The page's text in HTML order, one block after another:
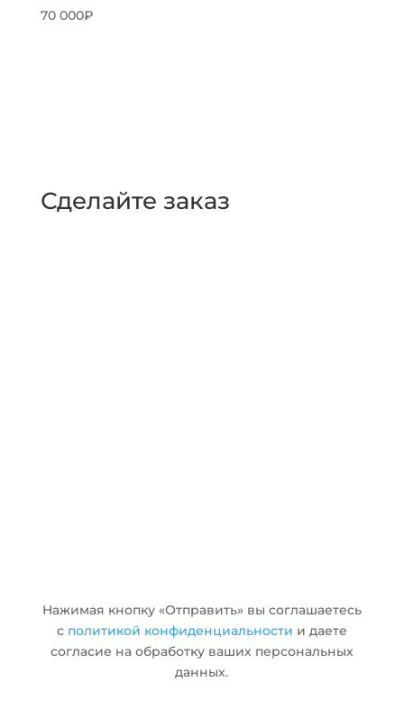
70 000₽
Сделайте заказ
Нажимая кнопку «Отправить» вы соглашаетесь
сполитикой конфиденциальности и даете
согласие на обработку ваших персональных
данных.